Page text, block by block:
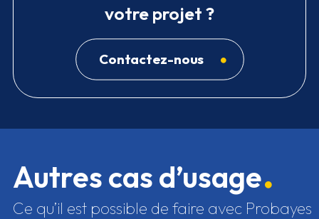
votre projet ?
Contactez-nous
Autres cas d’usage
Ce qu’il est possible de faire avec Probayes